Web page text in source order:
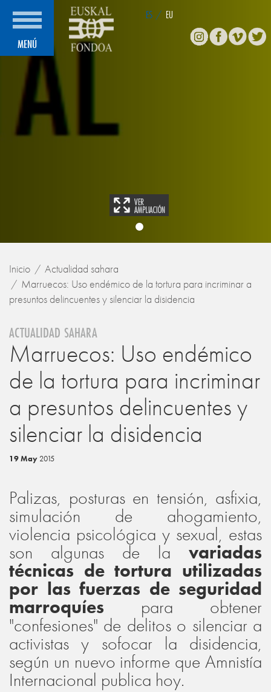
MENÚ
ES / EU
Inicio
Actualidad sahara
Marruecos: Uso endémico de la tortura para incriminar a
presuntos delincuentes y silenciar la disidencia
ACTUALIDAD SAHARA
Marruecos: Uso endémico
de la tortura para incriminar
a presuntos delincuentes y
silenciar la disidencia
19 May 2015
Palizas, posturas en tensión, asfixia,
simulación de ahogamiento,
violencia psicológica y sexual, estas
son algunas de la variadas
técnicas de tortura utilizadas
por las fuerzas de seguridad
marroquíes para obtener
"confesiones" de delitos o silenciar a
activistas y sofocar la disidencia,
según un nuevo informe que Amnistía
Internacional publica hoy.